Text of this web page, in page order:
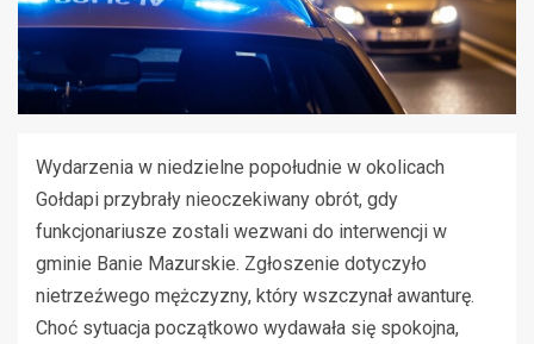
Wydarzenia w niedzielne popołudnie w okolicach
Gołdapi przybrały nieoczekiwany obrót, gdy
funkcjonariusze zostali wezwani do interwencji w
gminie Banie Mazurskie. Zgłoszenie dotyczyło
nietrzeźwego mężczyzny, który wszczynał awanturę.
Choć sytuacja początkowo wydawała się spokojna,